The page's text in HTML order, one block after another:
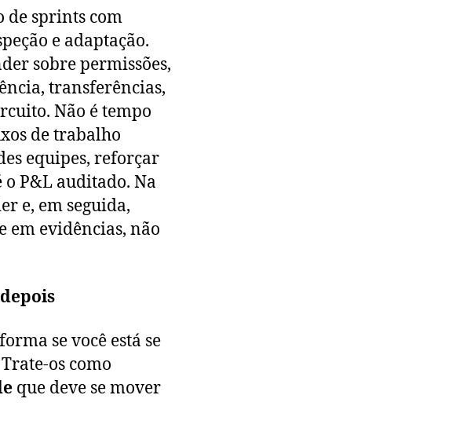
de sprints com
e adaptação.
sobre permissões,
transferências,
Não é tempo
de trabalho
equipes, reforçar
o P&L auditado. Na
e, em seguida,
em evidências, não
se você está se
os como
que deve se mover